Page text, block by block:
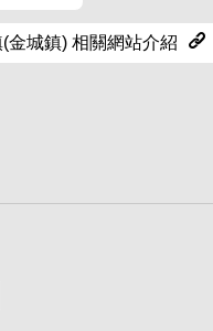
金城鎮) 相關網站介紹